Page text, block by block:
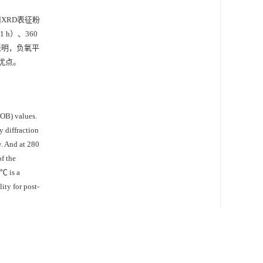
表征粉
h）、360
，负氧平
。
values.
diffraction
And at 280
the
℃ is a
for post-